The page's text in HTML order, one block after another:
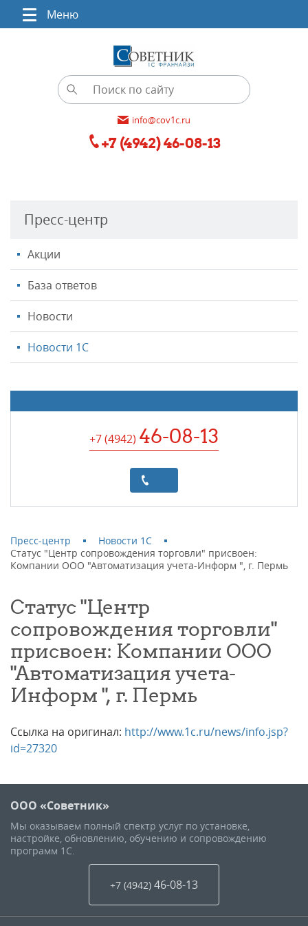
Меню
info@cov1c.ru
+7 (4942) 46-08-13
Пресс-центр
Акции
База ответов
Новости
Новости 1С
+7 (4942) 46-08-13
Пресс-центр
Новости 1С
Статус "Центр сопровождения торговли" присвоен:
Компании ООО "Автоматизация учета-Информ ", г. Пермь
Статус "Центр
сопровождения торговли"
присвоен: Компании ООО
"Автоматизация учета-
Информ ", г. Пермь
Ссылка на оригинал: http://www.1c.ru/news/info.jsp?
id=27320
ООО «Советник»
Мы оказываем полный спектр услуг по установке,
настройке, обновлению, обучению и сопровождению
программ 1С.
+7 (4942) 46-08-13